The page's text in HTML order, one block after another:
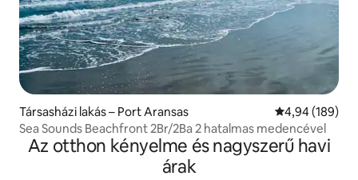
Társasházi lakás – Port Aransas Átlagos
4,94 (189)
Sea Sounds Beachfront 2Br/2Ba 2 hatalmas medencével
Az otthon kényelme és nagyszerű havi
árak